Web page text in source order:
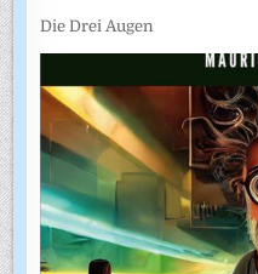
Die Drei Augen